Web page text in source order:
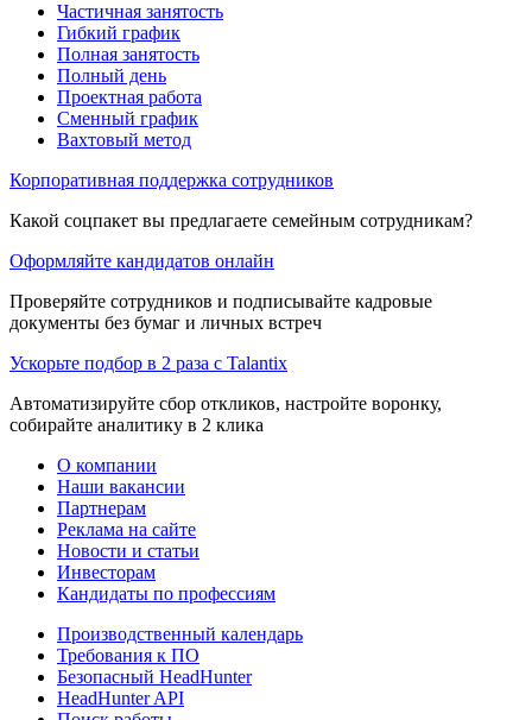
Частичная занятость
Гибкий график
Полная занятость
Полный день
Проектная работа
Сменный график
Вахтовый метод
Корпоративная поддержка сотрудников
Какой соцпакет вы предлагаете семейным сотрудникам?
Оформляйте кандидатов онлайн
Проверяйте сотрудников и подписывайте кадровые
документы без бумаг и личных встреч
Ускорьте подбор в 2 раза с Talantix
Автоматизируйте сбор откликов, настройте воронку,
собирайте аналитику в 2 клика
О компании
Наши вакансии
Партнерам
Реклама на сайте
Новости и статьи
Инвесторам
Кандидаты по профессиям
Производственный календарь
Требования к ПО
Безопасный HeadHunter
HeadHunter API